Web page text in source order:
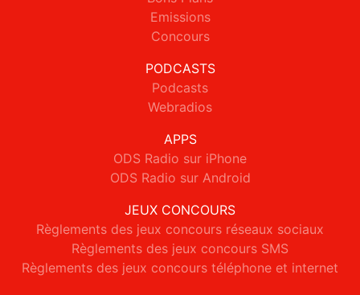
Emissions
Concours
PODCASTS
Podcasts
Webradios
APPS
ODS Radio sur iPhone
ODS Radio sur Android
JEUX CONCOURS
Règlements des jeux concours réseaux sociaux
Règlements des jeux concours SMS
Règlements des jeux concours téléphone et internet